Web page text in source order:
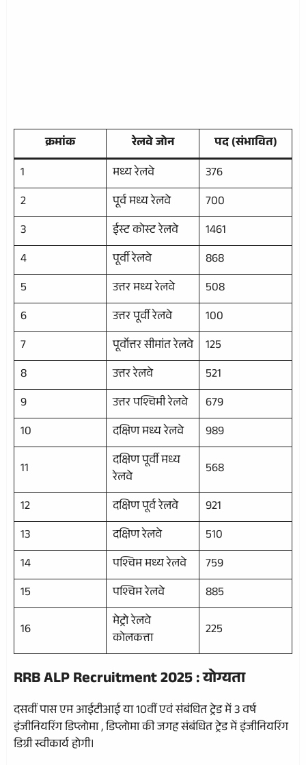
क्रमांक रेलवे जोन
पद (संभावित)
1
मध्य रेलवे
376
2
पूर्व मध्य रेलवे
700
3
ईस्ट कोस्ट रेलवे
1461
4
पूर्वी रेलवे
868
5
उत्तर मध्य रेलवे
508
6
उत्तर पूर्वी रेलवे
100
7
पूर्वोत्तर सीमांत रेलवे
125
8
उत्तर रेलवे
521
9
उत्तर पश्चिमी रेलवे
679
10
दक्षिण मध्य रेलवे
989
11
दक्षिण पूर्वी मध्य
रेलवे
568
12
दक्षिण पूर्व रेलवे
921
13
दक्षिण रेलवे
510
14
पश्चिम मध्य रेलवे
759
15
पश्चिम रेलवे
885
16
मेट्रो रेलवे
कोलकत्ता
225
RRB ALP Recruitment 2025 :योग्यता
दसवीं पास एम आईटीआई या 10वीं एवं संबंधित ट्रेड में 3 वर्ष
इंजीनियरिंग डिप्लोमा , डिप्लोमा की जगह संबंधित ट्रेड में इंजीनियरिंग
डिग्री स्वीकार्य होगी।